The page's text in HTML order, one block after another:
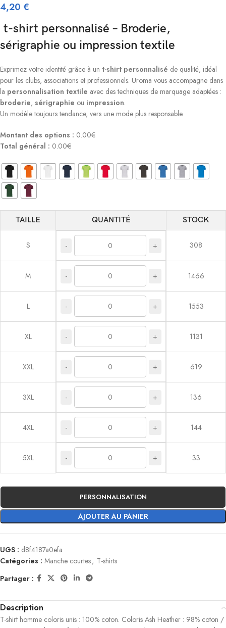
4,20 €
t-shirt personnalisé – Broderie,
sérigraphie ou impression textile
Exprimez votre identité grâce à un t-shirt personnalisé de qualité, idéal
pour les clubs, associations et professionnels. Uroma vous accompagne dans
la personnalisation textile avec des techniques de marquage adaptées :
broderie, sérigraphie ou impression.
Un modèle toujours tendance, vers une mode plus responsable.
Montant des options : 0.00€
Total général : 0.00€
TAILLE QUANTITÉ STOCK
S - + 308
M - + 1466
L - + 1553
XL - + 1131
XXL - + 619
3XL - + 136
4XL - + 144
5XL - + 33
AJOUTER AU PANIER
PERSONNALISATION
UGS : d8f4187a0efa
Catégories : Manche courtes, T-shirts
Partager :
Description
T-shirt homme coloris unis : 100% coton. Coloris Ash Heather : 98% coton /